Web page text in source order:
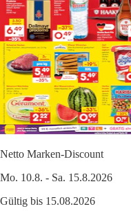
Netto Marken-Discount
Mo. 10.8. - Sa. 15.8.2026
Gültig bis 15.08.2026